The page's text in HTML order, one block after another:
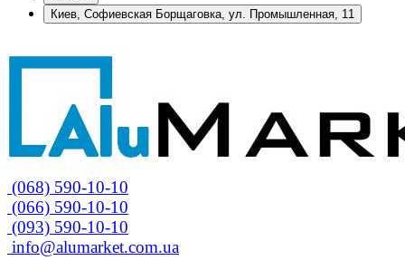
Киев, Софиевская Борщаговка, ул. Промышленная, 11
(068) 590-10-10
(066) 590-10-10
(093) 590-10-10
info@alumarket.com.ua